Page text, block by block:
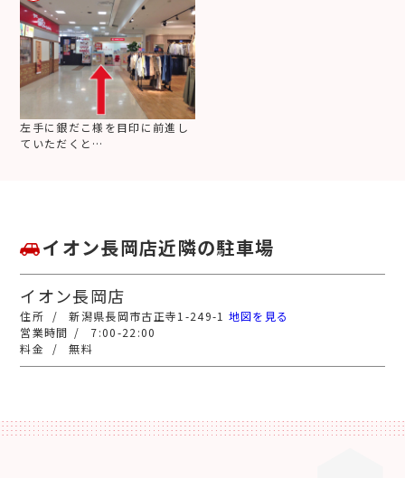
左手に銀だこ様を目印に前進し
ていただくと…
イオン長岡店近隣の駐車場
イオン長岡店
新潟県長岡市古正寺1-249-1 地図を見る
7:00-22:00
無料